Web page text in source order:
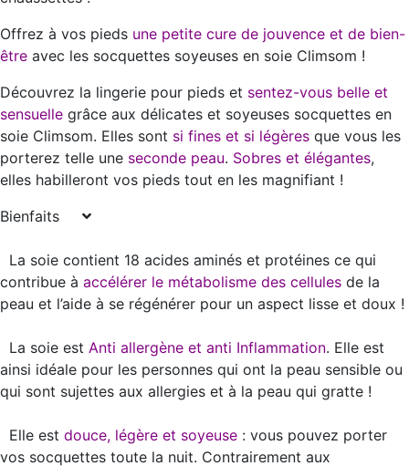
Offrez à vos pieds une petite cure de jouvence et de bien-
être avec les socquettes soyeuses en soie Climsom !
Découvrez la lingerie pour pieds et sentez-vous belle et
sensuelle grâce aux délicates et soyeuses socquettes en
soie Climsom. Elles sont si fines et si légères que vous les
porterez telle une seconde peau. Sobres et élégantes,
elles habilleront vos pieds tout en les magnifiant !
Bienfaits
La soie contient 18 acides aminés et protéines ce qui
contribue à accélérer le métabolisme des cellules de la
peau et l’aide à se régénérer pour un aspect lisse et doux !
La soie est Anti allergène et anti Inflammation. Elle est
ainsi idéale pour les personnes qui ont la peau sensible ou
qui sont sujettes aux allergies et à la peau qui gratte !
Elle est douce, légère et soyeuse : vous pouvez porter
vos socquettes toute la nuit. Contrairement aux